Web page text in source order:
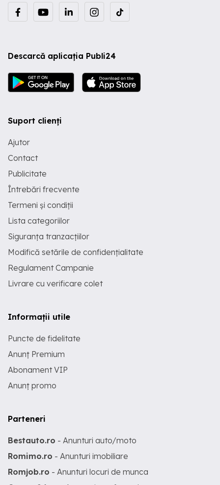
Descarcă aplicația Publi24
Suport clienți
Ajutor
Contact
Publicitate
Întrebări frecvente
Termeni și condiții
Lista categoriilor
Siguranța tranzacțiilor
Modifică setările de confidențialitate
Regulament Campanie
Livrare cu verificare colet
Informații utile
Puncte de fidelitate
Anunț Premium
Abonament VIP
Anunț promo
Parteneri
Bestauto.ro - Anunturi auto/moto
Romimo.ro - Anunturi imobiliare
Romjob.ro - Anunturi locuri de munca